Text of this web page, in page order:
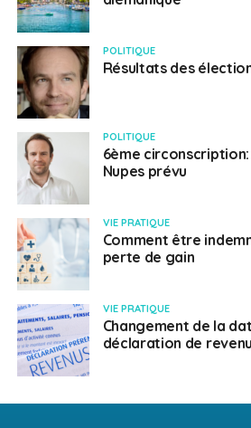
POLITIQUE
Résultats des
POLITIQUE
6ème
Nupes prévu
VIE PRATIQUE
Comment être
perte de gain
VIE PRATIQUE
Changement de la
déclaration de